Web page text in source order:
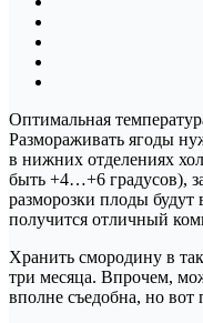
Оптимальная
Размораживать ягоды
в нижних отделениях
быть +4…+6 градусов),
разморозки плоды
получится отличный
Хранить смородину в
три месяца. Впрочем,
вполне съедобна, но вот